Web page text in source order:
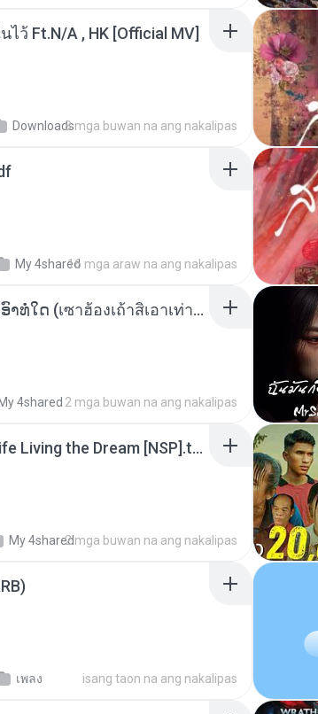
ไว้ Ft.N/A , HK [Official MV]
Downloads8 mga buwan na ang nakalipas
My 4shared16 mga araw na ang nakalipas
ເຊົາຮ້ອງເຖົ້າຊິເອົາທໍ່ໃດ (เซาฮ้องเถ้าสิเอาเท่าใด) ບຸນເກີດ ຫນູຫ່ວງ ft. ໂສພາ ຈຸນທະລາ
My 4shared 2 mga buwan na ang nakalipas
Tomodachi Life Living the Dream [NSP].torrent
My 4shared2 mga buwan na ang nakalipas
เพลง isang taon na ang nakalipas